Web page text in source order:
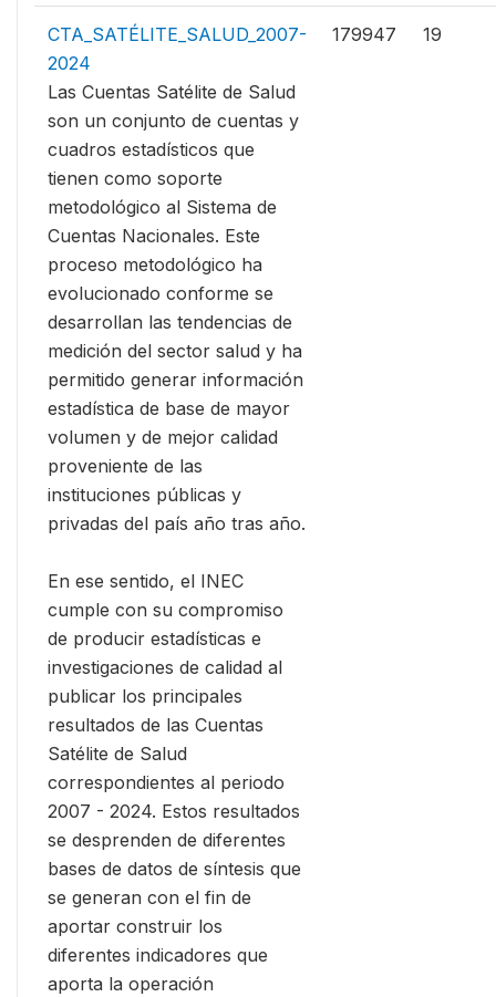
CTA_SATÉLITE_SALUD_2007-
2024
Las Cuentas Satélite de Salud
son un conjunto de cuentas y
cuadros estadísticos que
tienen como soporte
metodológico al Sistema de
Cuentas Nacionales. Este
proceso metodológico ha
evolucionado conforme se
desarrollan las tendencias de
medición del sector salud y ha
permitido generar información
estadística de base de mayor
volumen y de mejor calidad
proveniente de las
instituciones públicas y
privadas del país año tras año.
En ese sentido, el INEC
cumple con su compromiso
de producir estadísticas e
investigaciones de calidad al
publicar los principales
resultados de las Cuentas
Satélite de Salud
correspondientes al periodo
2007 - 2024. Estos resultados
se desprenden de diferentes
bases de datos de síntesis que
se generan con el fin de
aportar construir los
diferentes indicadores que
aporta la operación
179947 19